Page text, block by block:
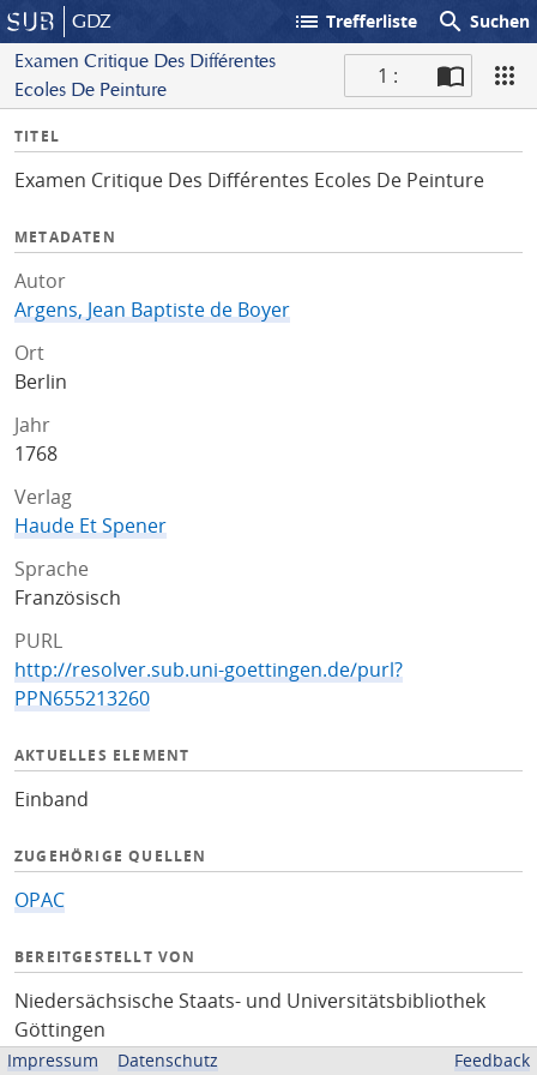
GDZ list Trefferliste search Suchen
Examen Critique Des Différentes
Ecoles De Peinture
1 :
I
f
TITEL
Examen Critique Des Différentes Ecoles De Peinture
METADATEN
Autor
Argens, Jean Baptiste de Boyer
Ort
Berlin
Jahr
1768
Verlag
Haude Et Spener
Sprache
Französisch
PURL
http://resolver.sub.uni-goettingen.de/purl?
PPN655213260
AKTUELLES ELEMENT
Einband
ZUGEHÖRIGE QUELLEN
OPAC
BEREITGESTELLT VON
Niedersächsische Staats- und Universitätsbibliothek
Göttingen
Impressum Datenschutz Feedback